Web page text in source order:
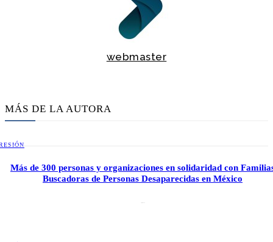
webmaster
MÁS DE LA AUTORA
Más de 300 personas y organizaciones en solidaridad con
Buscadoras de Personas Desaparecidas en México